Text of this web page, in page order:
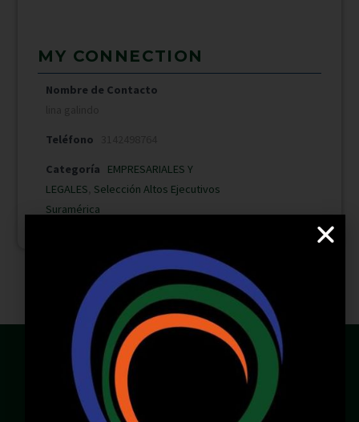
MY CONNECTION
Nombre de Contacto
Teléfono
Categoría
EMPRESARIALES Y
LEGALES Selección Altos Ejecutivos
Suramérica